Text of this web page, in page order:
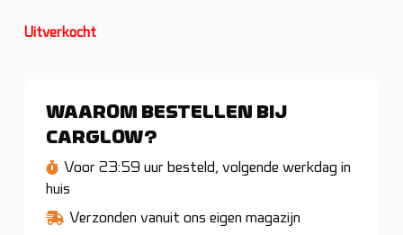
Uitverkocht
WAAROM BESTELLEN BIJ
CARGLOW?
Voor 23:59 uur besteld, volgende werkdag in
huis
Verzonden vanuit ons eigen magazijn